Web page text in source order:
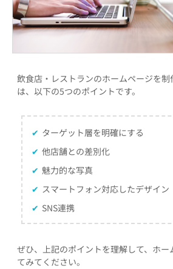
飲食店・レストランのホームページを
は、以下の5つのポイントです。
✔ ターゲット層を明確にする
✔ 他店舗との差別化
✔ 魅力的な写真
✔ スマートフォン対応したデザイン
✔ SNS連携
ぜひ、上記のポイントを理解して、ホ
てみてください。